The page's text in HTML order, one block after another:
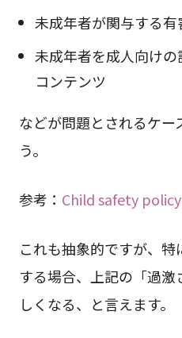
未成年者が関与する
未成年者を成人向け
コンテンツ
などが問題とされるケー
う。
参考： Child safety
これも抽象的ですが、
する場合、上記の「過
しくなる、と言えます。